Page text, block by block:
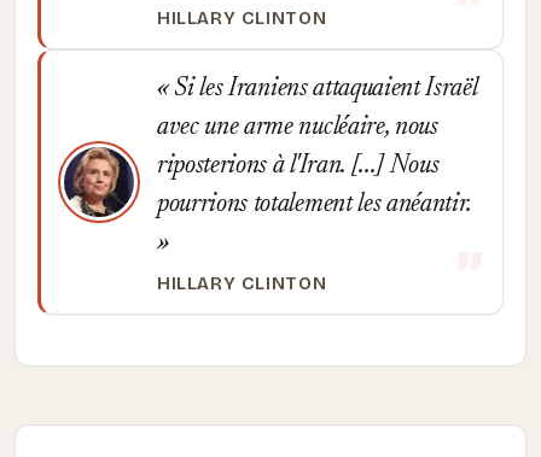
HILLARY CLINTON
Si les Iraniens attaquaient Israël
avec une arme nucléaire, nous
riposterions à l'Iran. [...] Nous
pourrions totalement les anéantir.
HILLARY CLINTON